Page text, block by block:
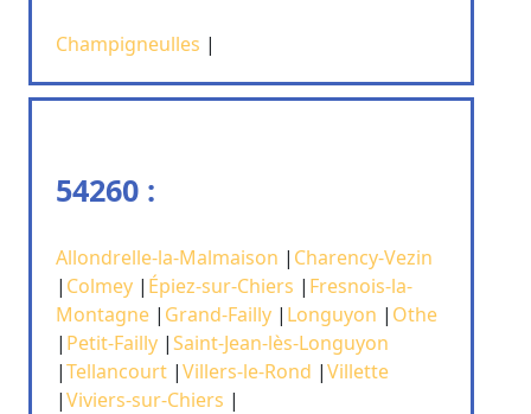
Champigneulles |
54260 :
Allondrelle-la-Malmaison | Charency-Vezin
| Colmey | Épiez-sur-Chiers | Fresnois-la-
Montagne | Grand-Failly | Longuyon | Othe
| Petit-Failly |Saint-Jean-lès-Longuyon
|Tellancourt |Villers-le-Rond |Villette
|Viviers-sur-Chiers |